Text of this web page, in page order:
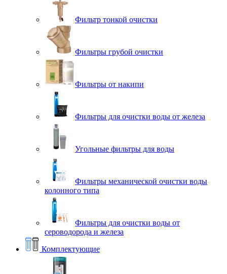
Фильтр тонкой очистки
Фильтры грубой очистки
Фильтры от накипи
Фильтры для очистки воды от железа
Угольные фильтры для воды
Фильтры механической очистки воды
колонного типа
Фильтры для очистки воды от
сероводорода и железа
Комплектующие